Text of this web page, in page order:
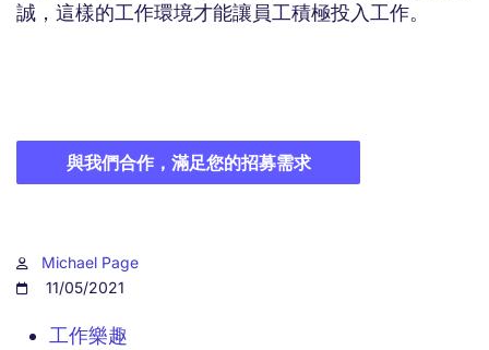
誠，這樣的工作環境才能讓員工積極投入工作。
與我們合作，滿足您的招募需求
Michael Page
11/05/2021
工作樂趣